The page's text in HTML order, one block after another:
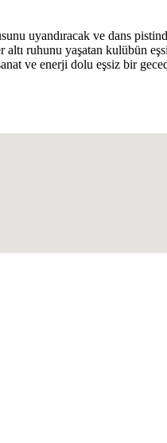
uyandıracak ve dans
ruhunu yaşatan kulübün
ve enerji dolu eşsiz bir